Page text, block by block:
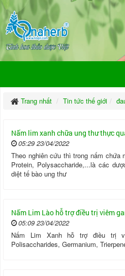
Trang nhất Tin tức thế giới
Nấm lim xanh chữa ung thư thực
05:29 23/04/2022
Theo nghiên cứu thì trong nấm chứa
Protein, Polysaccharide,...là các
diệt tế bào ung thư
Nấm Lim Lào hỗ trợ điều trị viêm
05:09 23/04/2022
Nấm Lim Xanh hỗ trợ điều trị
Polisaccharides, Germanium,